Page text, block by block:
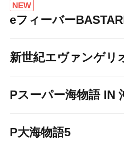
NEW
eフィーバー
新世紀エヴァンゲリ
Pスーパー海物語 IN
P大海物語5